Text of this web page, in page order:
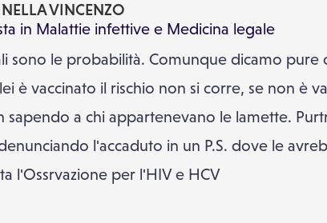
VINCENZO
in Malattie infettive e Medicina legale
sono le probabilità. Comunque dicamo pure
è vaccinato il rischio non si corre, se non è
sapendo a chi appartenevano le lamette.
l'accaduto in un P.S. dove le
l'Ossrvazione per l'HIV e HCV